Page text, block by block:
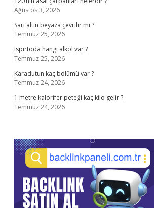
Ağustos 3, 2026
Sarı altın beyaza çevrilir mi ?
Temmuz 25, 2026
Ispirtoda hangi alkol var ?
Temmuz 25, 2026
Karadutun kaç bölümü var ?
Temmuz 24, 2026
1 metre kalorifer peteği kaç kilo gelir ?
Temmuz 24, 2026